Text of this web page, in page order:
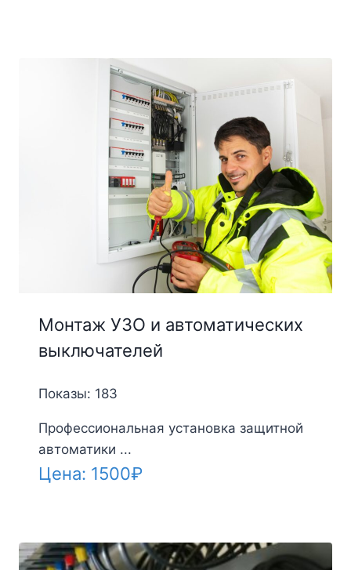
Монтаж УЗО и автоматических
выключателей
Показы: 183
Профессиональная установка защитной
автоматики ...
Цена: 1500₽